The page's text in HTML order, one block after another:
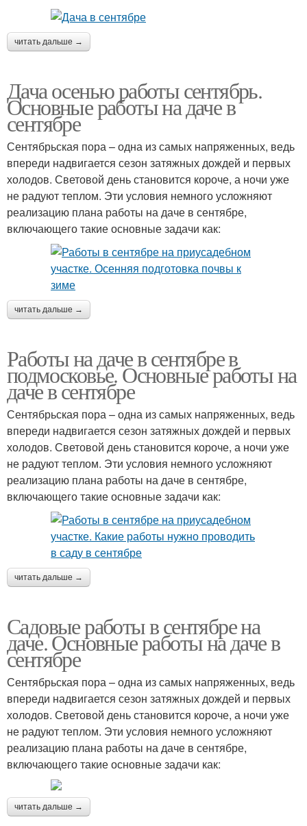
читать дальше →
Дача осенью работы сентябрь.
Основные работы на даче в
сентябре
Сентябрьская пора – одна из самых напряженных, ведь
впереди надвигается сезон затяжных дождей и первых
холодов. Световой день становится короче, а ночи уже
не радуют теплом. Эти условия немного усложняют
реализацию плана работы на даче в сентябре,
включающего такие основные задачи как:
читать дальше →
Работы на даче в сентябре в
подмосковье. Основные работы на
даче в сентябре
Сентябрьская пора – одна из самых напряженных, ведь
впереди надвигается сезон затяжных дождей и первых
холодов. Световой день становится короче, а ночи уже
не радуют теплом. Эти условия немного усложняют
реализацию плана работы на даче в сентябре,
включающего такие основные задачи как:
читать дальше →
Садовые работы в сентябре на
даче. Основные работы на даче в
сентябре
Сентябрьская пора – одна из самых напряженных, ведь
впереди надвигается сезон затяжных дождей и первых
холодов. Световой день становится короче, а ночи уже
не радуют теплом. Эти условия немного усложняют
реализацию плана работы на даче в сентябре,
включающего такие основные задачи как:
читать дальше →